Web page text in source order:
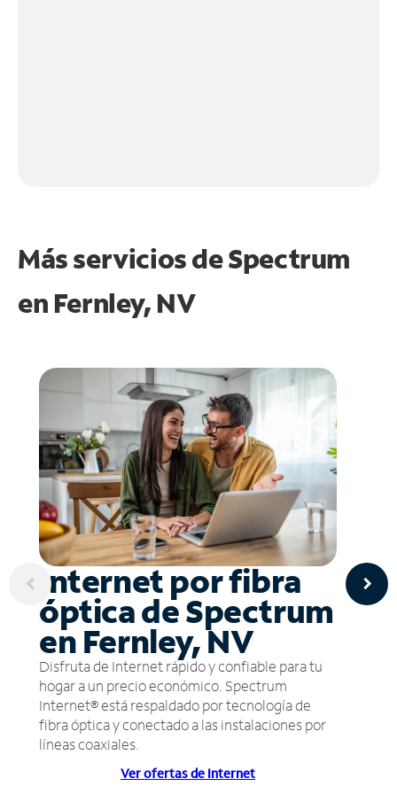
Más servicios de Spectrum
en Fernley, NV
Internet por fibra
óptica de Spectrum
en Fernley, NV
Disfruta de Internet rápido y confiable para tu
hogar a un precio económico. Spectrum
Internet® está respaldado por tecnología de
fibra óptica y conectado a las instalaciones por
líneas coaxiales.
Ver ofertas de Internet